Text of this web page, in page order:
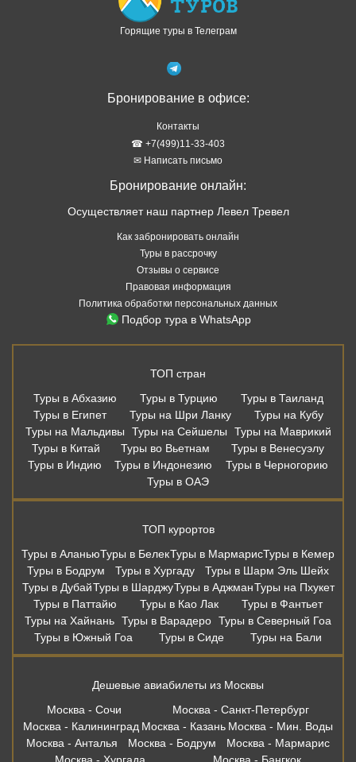
Горящие туры в Телеграм
Бронирование в офисе:
Контакты
☎ +7(499)11-33-403
✉ Написать письмо
Бронирование онлайн:
Осуществляет наш партнер Левел Тревел
Как забронировать онлайн
Туры в рассрочку
Отзывы о сервисе
Правовая информация
Политика обработки персональных данных
Подбор тура в WhatsApp
ТОП стран
Туры в Абхазию
Туры в Турцию
Туры в Таиланд
Туры в Египет
Туры на Шри Ланку
Туры на Кубу
Туры на Мальдивы
Туры на Сейшелы
Туры на Маврикий
Туры в Китай
Туры во Вьетнам
Туры в Венесуэлу
Туры в Индию
Туры в Индонезию
Туры в Черногорию
Туры в ОАЭ
ТОП курортов
Туры в АланьюТуры в БелекТуры в МармарисТуры в Кемер
Туры в Бодрум
Туры в Хургаду
Туры в Шарм Эль Шейх
Туры в ДубайТуры в ШарджуТуры в АджманТуры на Пхукет
Туры в Паттайю
Туры в Као Лак
Туры в Фантьет
Туры на Хайнань Туры в Варадеро Туры в Северный Гоа
Туры в Южный Гоа
Туры в Сиде Туры на Бали
Дешевые авиабилеты из Москвы
Москва - Сочи
Москва - Санкт-Петербург
Москва - Калининград Москва - Казань Москва - Мин. Воды
Москва - Анталья
Москва - Бодрум
Москва - Мармарис
Москва - Хургада
Москва - Бангкок